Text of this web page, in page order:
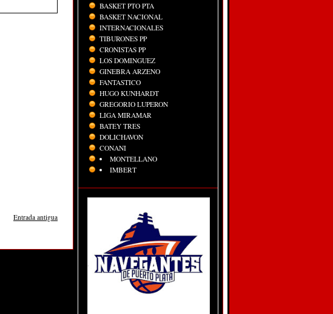
Entrada antigua
BASKET PTO PTA
BASKET NACIONAL
INTERNACIONALES
TIBURONES PP
CRONISTAS PP
LOS DOMINGUEZ
GINEBRA ARZENO
FANTASTICO
HUGO KUNHARDT
GREGORIO LUPERON
LIGA MIRAMAR
BATEY TRES
DOLICHAVON
CONANI
MONTELLANO
IMBERT